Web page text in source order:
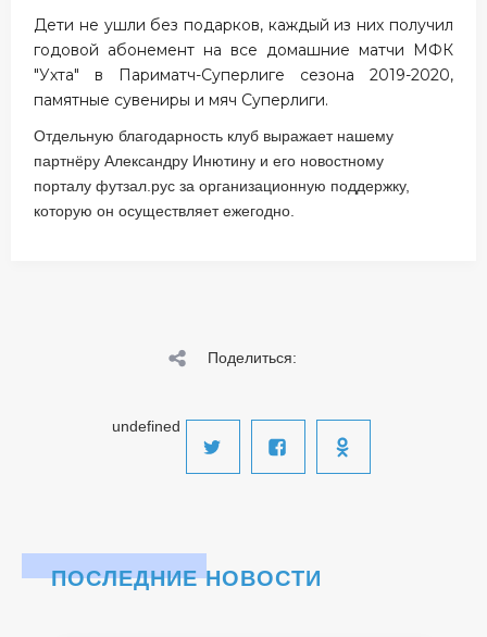
Дети не ушли без подарков, каждый из них получил
годовой абонемент на все домашние матчи МФК
"Ухта" в Париматч-Суперлиге сезона 2019-2020,
памятные сувениры и мяч Суперлиги.
Отдельную благодарность клуб выражает нашему
партнёру Александру Инютину и его новостному
порталу футзал.рус за организационную поддержку,
которую он осуществляет ежегодно.
Поделиться:
undefined
ПОСЛЕДНИЕ НОВОСТИ